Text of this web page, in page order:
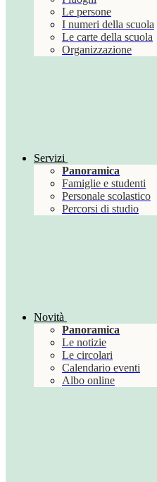
Le persone
I numeri della scuola
Le carte della scuola
Organizzazione
Servizi
Panoramica
Famiglie e studenti
Personale scolastico
Percorsi di studio
Novità
Panoramica
Le notizie
Le circolari
Calendario eventi
Albo online